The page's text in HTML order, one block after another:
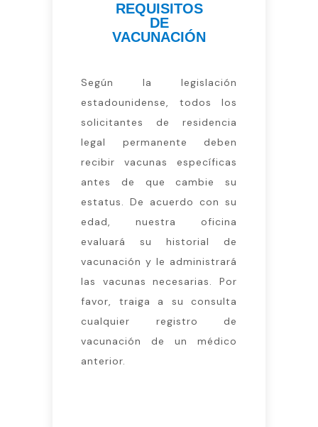
REQUISITOS
DE
VACUNACIÓN
Según la legislación
estadounidense, todos los
solicitantes de residencia
legal permanente deben
recibir vacunas específicas
antes de que cambie su
estatus. De acuerdo con su
edad, nuestra oficina
evaluará su historial de
vacunación y le administrará
las vacunas necesarias. Por
favor, traiga a su consulta
cualquier registro de
vacunación de un médico
anterior.